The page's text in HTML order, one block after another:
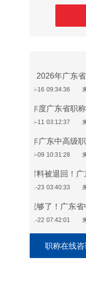
2026-01-21
2026-01-20
2026-01-19
2026-01-16
2026-01-15
职称在线咨